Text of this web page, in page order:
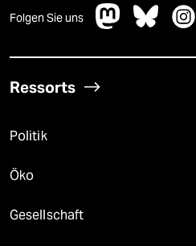
Folgen Sie uns
Ressorts
Politik
Öko
Gesellschaft